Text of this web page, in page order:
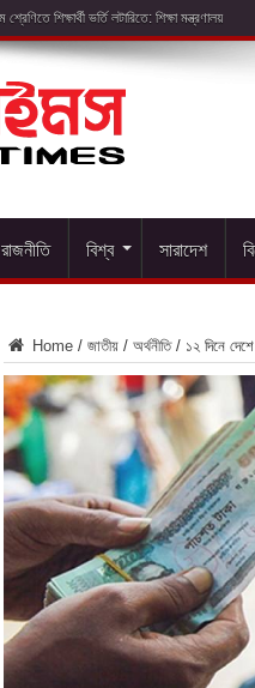
রাজনীতি বিশ্ব সারাদেশ
Home / জাতীয় / অর্থনীতি / ১২ দিনে